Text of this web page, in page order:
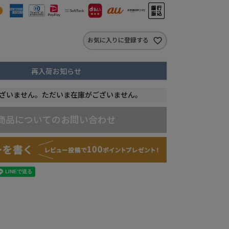
お気に入りに登録する
再入荷お知らせ
いません。ただいま在庫がございません。
品についてのお問い合わせ